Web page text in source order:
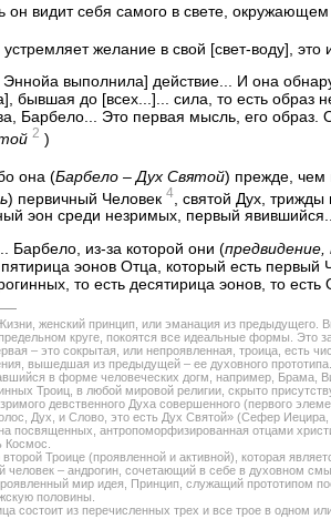
он видит себя самого в свете,
желание в свой [свет-воду],
Эннойа выполнила] действие... И она
бывшая до [всех...]... сила, то есть образ
Барбело... Это первая мысль, его образ.
2 )
она (Барбело – Дух Святой) прежде, чем
) первичный Человек 4 , святой Дух,
эон среди незримых, первый
Барбело, из-за которой они (
эонов Отца, который есть первый
то есть десятирица эонов, то есть
женский принцип, или эманация из
круге, покоятся все идеальные формы. Это
– это сокрытая, или непроявленная, троица, есть
вышедшая из предыдущей – ее духовного
в форме человеческих догм, например, Брама,
Троиц, в любой мировой религии, скрыто
девственного Духа совершенного (первого
Дух, и Слово, это есть Дух Святой» (Сефер
посвященных, антропоморфизированная отцами
Космос.
Троице (проявленной и активной), которая
человек – андрогин, сочетающий в себе в духовном
мир идея, Принцип, служащий прототипом
половины.
состоит из перечисленных трех и все трое в одном